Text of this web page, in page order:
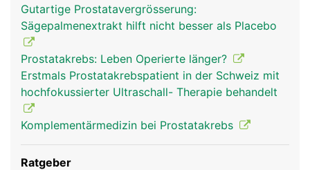
Gutartige Prostatavergrösserung:
Sägepalmenextrakt hilft nicht besser als Placebo
Prostatakrebs: Leben Operierte länger?
Erstmals Prostatakrebspatient in der Schweiz mit
hochfokussierter Ultraschall- Therapie behandelt
Komplementärmedizin bei Prostatakrebs
Ratgeber